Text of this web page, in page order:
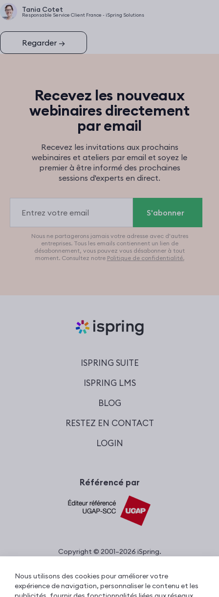
Tania Cotet
Responsable Service Client France - iSpring Solutions
Regarder →
Recevez les nouveaux
webinaires directement
par email
Recevez les invitations aux prochains
webinaires et ateliers par email et soyez le
premier à être informé des prochaines
sessions d'experts en direct.
Nous ne partagerons jamais votre adresse avec d'autres
entreprises. Tous les emails contiennent un lien de
désabonnement, vous pouvez vous désabonner à tout
moment. Consultez notre Politique de confidentialité.
ISPRING SUITE
ISPRING LMS
BLOG
RESTEZ EN CONTACT
LOGIN
Référencé par
Copyright © 2001–2026 iSpring.
Nous utilisons des cookies pour améliorer votre
expérience de navigation, personnaliser le contenu et les